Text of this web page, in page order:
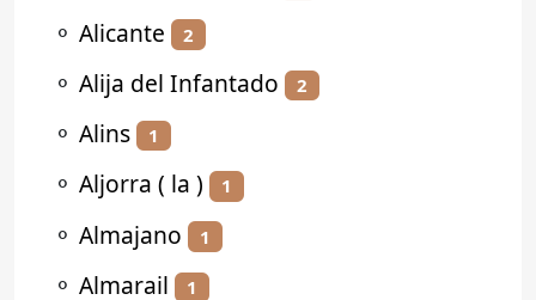
⚬ Alicante 2
⚬ Alija del Infantado 2
⚬ Alins 1
⚬ Aljorra ( la ) 1
⚬ Almajano 1
⚬ Almarail 1